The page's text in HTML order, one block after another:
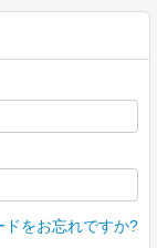
ドをお忘れですか?